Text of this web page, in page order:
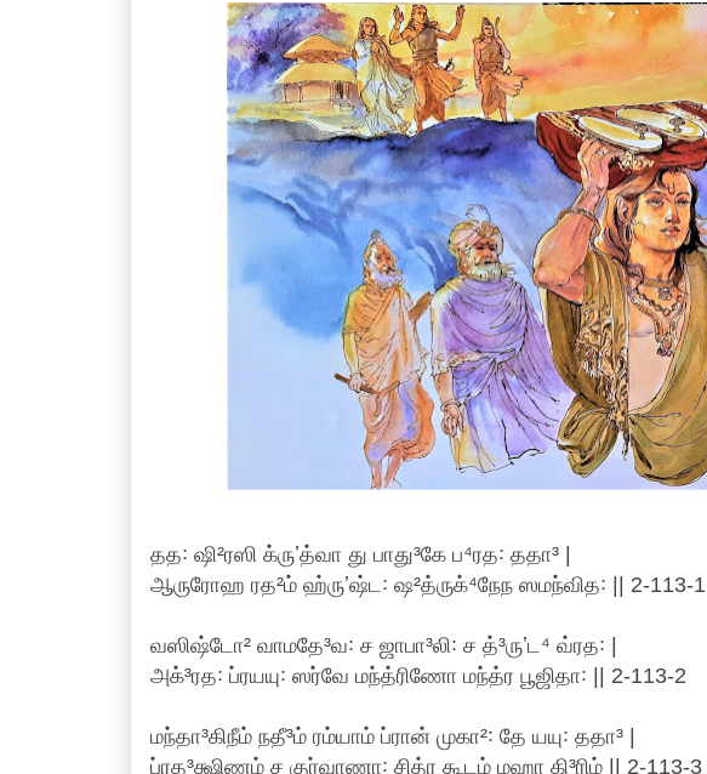
தத꞉ ஷி²ரஸி க்ருʼத்வா து பாது³கே ப⁴ரத꞉ ததா³ |
ஆருரோஹ ரத²ம் ஹ்ருʼஷ்ட꞉ ஷ²த்ருக்⁴நேந ஸமந்வித꞉ || 2-113-1
வஸிஷ்டோ² வாமதே³வ꞉ ச ஜாபா³லி꞉ ச த்³ருʼட⁴ வ்ரத꞉ |
அக்³ரத꞉ ப்ரயயு꞉ ஸர்வே மந்த்ரிணோ மந்த்ர பூஜிதா꞉ || 2-113-2
மந்தா³கிநீம் நதீ³ம் ரம்யாம் ப்ரான் முகா²꞉ தே யயு꞉ ததா³ |
ப்ரத³க்ஷிணம் ச குர்வாணா꞉ சித்ர கூடம் மஹா கி³ரிம் || 2-113-3